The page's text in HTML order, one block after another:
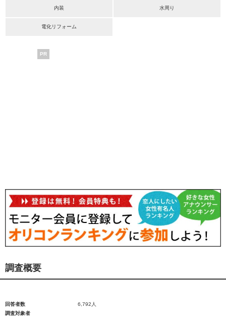
内装 水周り
電化リフォーム
PR
調査概要
回答者数
6,792人
調査対象者